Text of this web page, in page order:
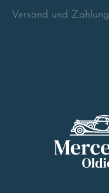
Versand und Zahlung
Lithuania
Montenegro
Netherlands